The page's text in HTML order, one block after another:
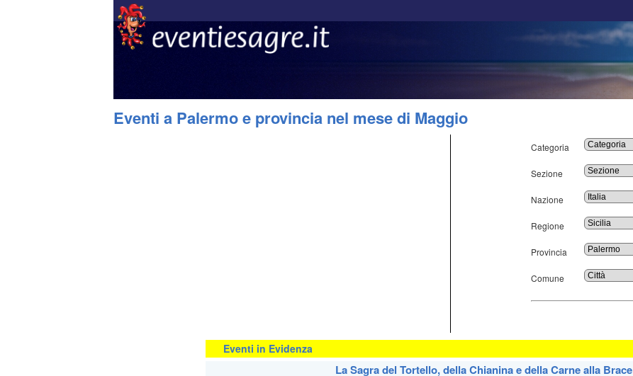
Eventi a Palermo e provincia nel mese di Maggio
Categoria
Sezione
Nazione
Regione
Provincia
Comune
Eventi in Evidenza
La Sagra del Tortello, della Chianina e della Carne alla Brace